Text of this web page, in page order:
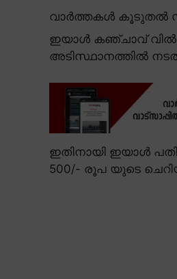
വാർത്തകൾ കൂടുതൽ
ഇയാൾ കഞ്ചാവ്
അടിസ്ഥാനത്തിൽ
ഇതിനായി ഇയാൾ
500/- രൂപ യുടെ